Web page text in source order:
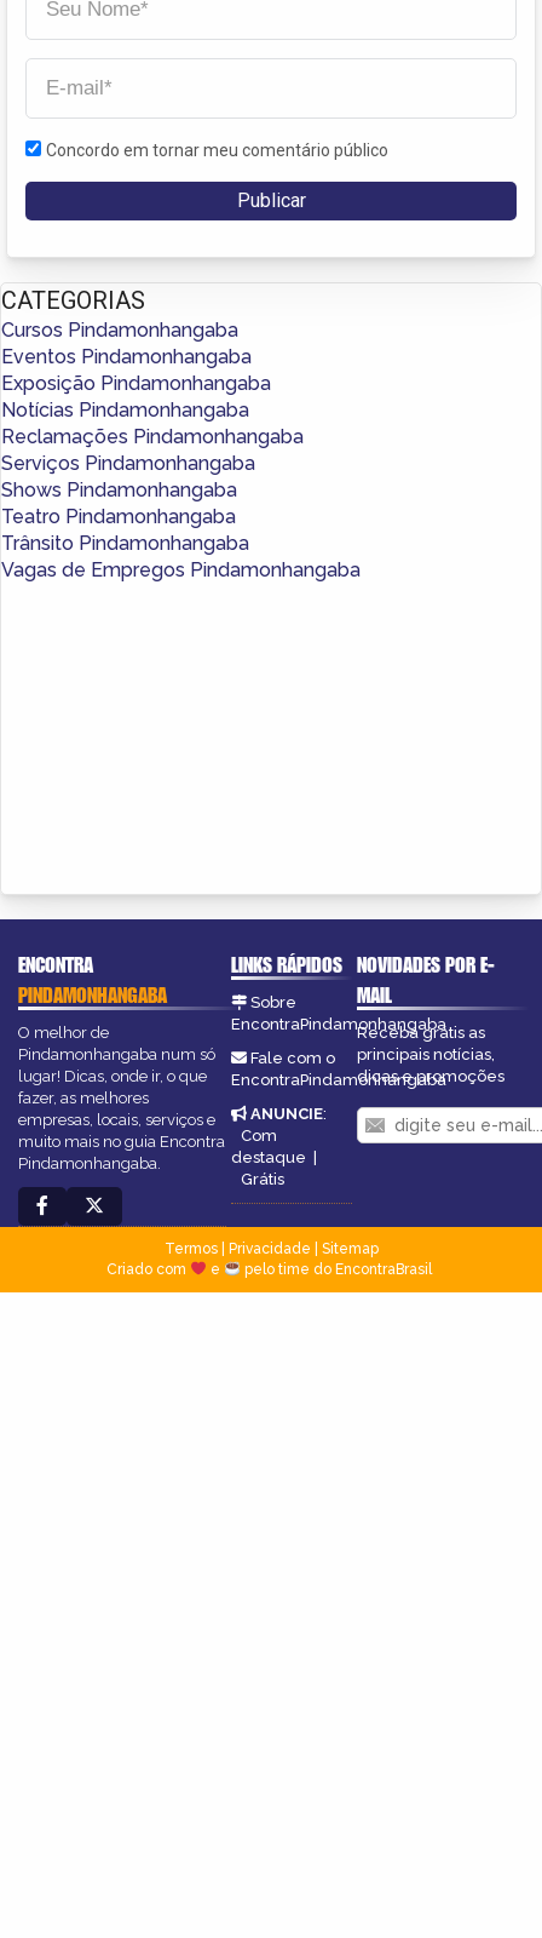
Concordo em tornar meu comentário público
CATEGORIAS
Cursos Pindamonhangaba
Eventos Pindamonhangaba
Exposição Pindamonhangaba
Notícias Pindamonhangaba
Reclamações Pindamonhangaba
Serviços Pindamonhangaba
Shows Pindamonhangaba
Teatro Pindamonhangaba
Trânsito Pindamonhangaba
Vagas de Empregos Pindamonhangaba
ENCONTRA
PINDAMONHANGABA
O melhor de
Pindamonhangaba num só
lugar! Dicas, onde ir, o que
fazer, as melhores
empresas, locais, serviços e
muito mais no guia Encontra
Pindamonhangaba.
LINKS RÁPIDOS
Sobre
EncontraPindamonhangaba
Fale com o
EncontraPindamonhangaba
ANUNCIE:
Com
destaque
Grátis
NOVIDADES POR E-
MAIL
Receba grátis as
principais notícias,
dicas e promoções
Termos| Privacidade
Sitemap
Criado com
e pelo time do EncontraBrasil